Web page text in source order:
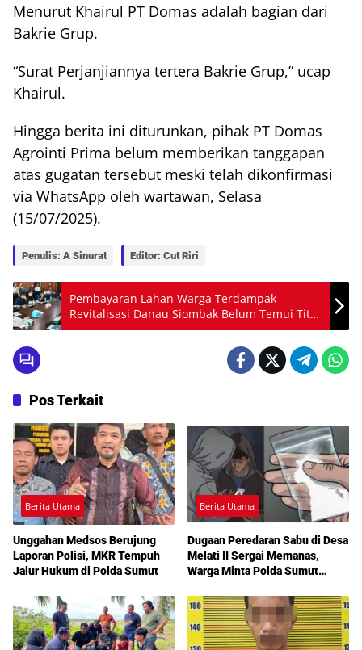
Menurut Khairul PT Domas adalah bagian dari
Bakrie Grup.
“Surat Perjanjiannya tertera Bakrie Grup,” ucap
Khairul.
Hingga berita ini diturunkan, pihak PT Domas
Agrointi Prima belum memberikan tanggapan
atas gugatan tersebut meski telah dikonfirmasi
via WhatsApp oleh wartawan, Selasa
(15/07/2025).
Penulis: A Sinurat Editor: Cut Riri
Pembayaran Lahan Warga Terdampak
Revitalisasi Danau Siombak Belum Temui Titik
Terang
Pos Terkait
Berita Utama
Unggahan Medsos Berujung
Laporan Polisi, MKR Tempuh
Jalur Hukum di Polda Sumut
Berita Utama
Dugaan Peredaran Sabu di Desa
Melati II Sergai Memanas,
Warga Minta Polda Sumut